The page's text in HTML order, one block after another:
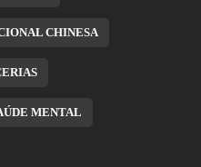
CHINESA
MENTAL